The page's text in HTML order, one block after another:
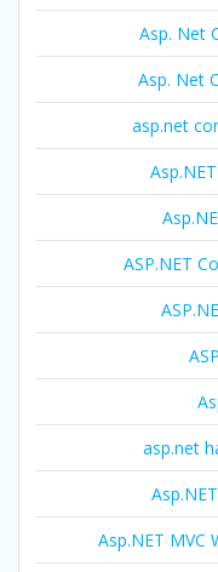
Asp. Net
Asp. Net
asp.net
ASP.NET
asp.net
Asp.NET MVC